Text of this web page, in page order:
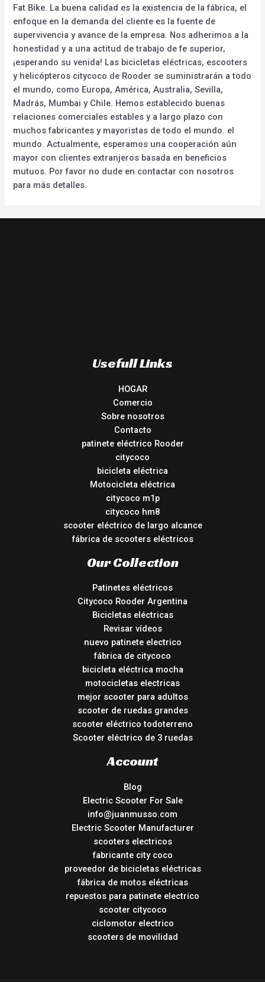
Fat Bike. La buena calidad es la existencia de la fábrica, el
enfoque en la demanda del cliente es la fuente de
supervivencia y avance de la empresa. Nos adherimos a la
honestidad y a una actitud de trabajo de fe superior,
¡esperando su venida! Las bicicletas eléctricas, escooters
y helicópteros citycoco de Rooder se suministrarán a todo
el mundo, como Europa, América, Australia, Sevilla,
Madrás, Mumbai y Chile. Hemos establecido buenas
relaciones comerciales estables y a largo plazo con
muchos fabricantes y mayoristas de todo el mundo. el
mundo. Actualmente, esperamos una cooperación aún
mayor con clientes extranjeros basada en beneficios
mutuos. Por favor no dude en contactar con nosotros
para más detalles.
Usefull Links
HOGAR
Comercio
Sobre nosotros
Contacto
patinete eléctrico Rooder
citycoco
bicicleta eléctrica
Motocicleta eléctrica
citycoco m1p
citycoco hm8
scooter eléctrico de largo alcance
fábrica de scooters eléctricos
Our Collection
Patinetes eléctricos
Citycoco Rooder Argentina
Bicicletas eléctricas
Revisar vídeos
nuevo patinete electrico
fábrica de citycoco
bicicleta eléctrica mocha
motocicletas electricas
mejor scooter para adultos
scooter de ruedas grandes
scooter eléctrico todoterreno
Scooter eléctrico de 3 ruedas
Account
Blog
Electric Scooter For Sale
info@juanmusso.com
Electric Scooter Manufacturer
scooters electricos
fabricante city coco
proveedor de bicicletas eléctricas
fábrica de motos eléctricas
repuestos para patinete electrico
scooter citycoco
ciclomotor electrico
scooters de movilidad